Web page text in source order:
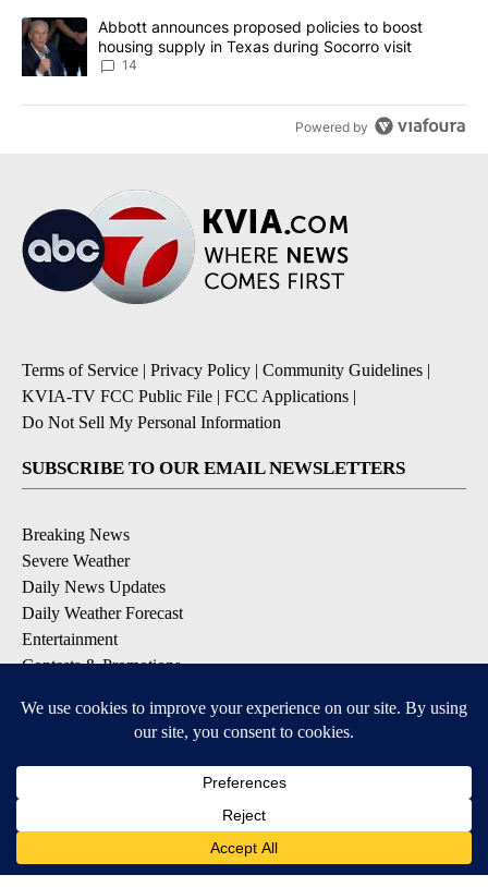
A trending article titled "Abbott announces proposed policies to
Abbott announces proposed policies to boost
housing supply in Texas during Socorro visit
14
Powered by
Terms of Service | Privacy Policy | Community Guidelines |
KVIA-TV FCC Public File | FCC Applications |
Do Not Sell My Personal Information
SUBSCRIBE TO OUR EMAIL NEWSLETTERS
Breaking News
Severe Weather
Daily News Updates
Daily Weather Forecast
Entertainment
Contests & Promotions
DOWNLOAD OUR APPS
Available for iOS and Android